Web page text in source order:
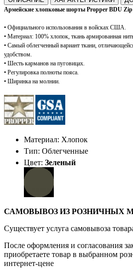
Армейские хлопковые шорты Propper BDU
• Официального использования в войсках США.
• Материал: 100% хлопок, ткань армированная
• Самый облегченный вариант ткани,
удобством.
• Шесть карманов на пуговицах.
• Регулировка полноты пояса.
• Ширинка на молнии.
Материал: Хлопок
Тип: Облегченные
Цвет: Зеленый
САМОВЫВОЗ ИЗ РОЗНИЧНЫХ
Существует услуга самовывоза
После оформления и согласования
приобретаете товар в выбранном
интернет-цене